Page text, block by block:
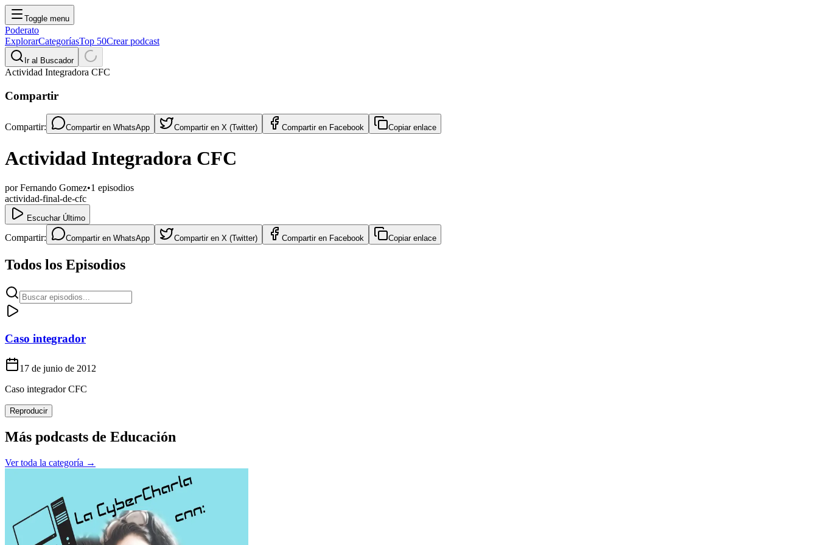
Toggle menu
Poderato
ExplorarCategoríasTop 50Crear podcast
Ir al Buscador
Actividad Integradora CFC
Compartir
Compartir: Compartir en WhatsApp Compartir en X (Twitter) Compartir en Facebook Copiar enlace
Actividad Integradora CFC
porFernando Gomez•1 episodios
actividad-final-de-cfc
Escuchar Último
Compartir: Compartir en WhatsApp Compartir en X (Twitter) Compartir en Facebook Copiar enlace
Todos los Episodios
Caso integrador
17 de junio de 2012
Caso integrador CFC
Reproducir
Más podcasts de Educación
Ver toda la categoría →